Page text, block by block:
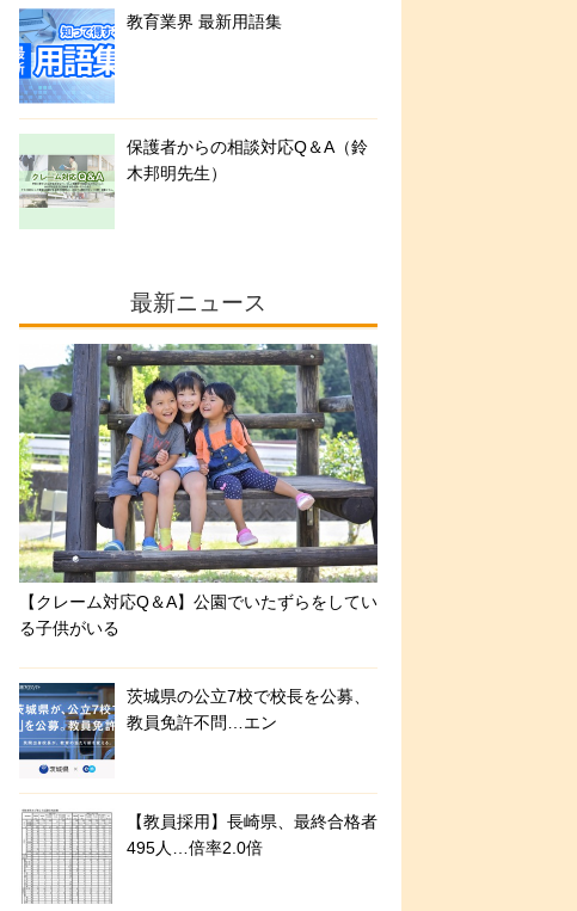
教育業界 最新用語集
保護者からの相談対応Q＆A（鈴
木邦明先生）
最新ニュース
【クレーム対応Q＆A】公園でいたずらをしてい
る子供がいる
茨城県の公立7校で校長を公募、
教員免許不問…エン
【教員採用】長崎県、最終合格者
495人…倍率2.0倍